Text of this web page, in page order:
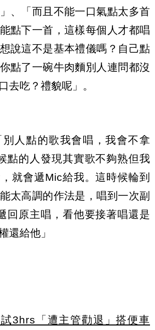
、「而且不能一口氣點太多首
點下一首，這樣每個人才都唱
說這不是基本禮儀嗎？自己點
點了一碗牛肉麵別人連問都沒
去吃？禮貌呢」。
人點的歌我會唱，我會不拿
點的人發現其實歌不夠熟但我
就會遞Mic給我。這時候輪到
太高調的作法是，唱到一次副
回原主唱，看他要接著唱還是
還給他」
3hrs「遭主管勸退」搭便車